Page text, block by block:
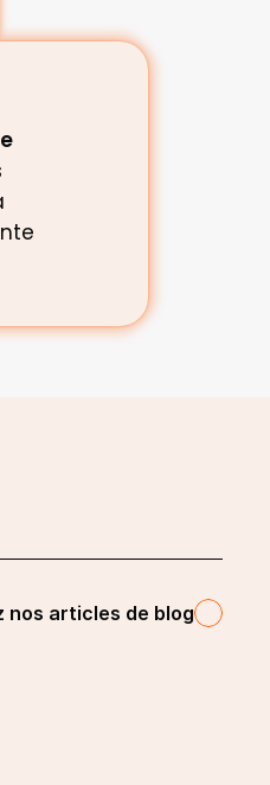
nos articles de blog